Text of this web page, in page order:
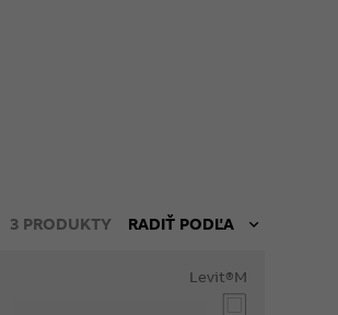
3PRODUKTY RADIŤ PODĽA
Levit®M